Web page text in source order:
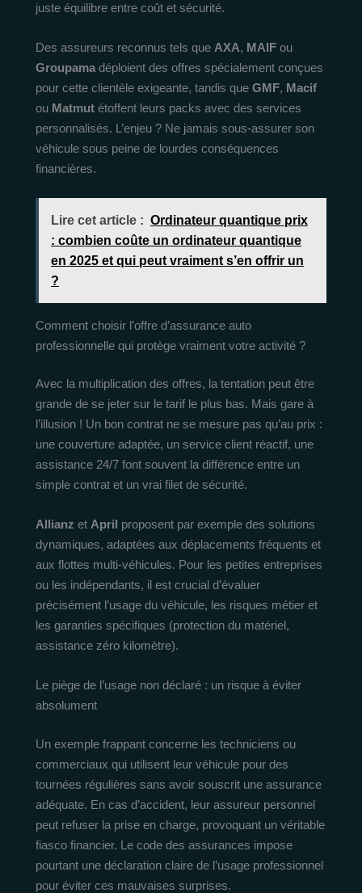
juste équilibre entre coût et sécurité.
Des assureurs reconnus tels que AXA, MAIF ou
Groupama déploient des offres spécialement conçues
pour cette clientèle exigeante, tandis que GMF, Macif
ou Matmut étoffent leurs packs avec des services
personnalisés. L’enjeu ? Ne jamais sous-assurer son
véhicule sous peine de lourdes conséquences
financières.
Lire cet article : Ordinateur quantique prix
: combien coûte un ordinateur quantique
en 2025 et qui peut vraiment s’en offrir un
?
Comment choisir l’offre d’assurance auto
professionnelle qui protège vraiment votre activité ?
Avec la multiplication des offres, la tentation peut être
grande de se jeter sur le tarif le plus bas. Mais gare à
l’illusion ! Un bon contrat ne se mesure pas qu’au prix :
une couverture adaptée, un service client réactif, une
assistance 24/7 font souvent la différence entre un
simple contrat et un vrai filet de sécurité.
Allianz et April proposent par exemple des solutions
dynamiques, adaptées aux déplacements fréquents et
aux flottes multi-véhicules. Pour les petites entreprises
ou les indépendants, il est crucial d’évaluer
précisément l’usage du véhicule, les risques métier et
les garanties spécifiques (protection du matériel,
assistance zéro kilomètre).
Le piège de l’usage non déclaré : un risque à éviter
absolument
Un exemple frappant concerne les techniciens ou
commerciaux qui utilisent leur véhicule pour des
tournées régulières sans avoir souscrit une assurance
adéquate. En cas d’accident, leur assureur personnel
peut refuser la prise en charge, provoquant un véritable
fiasco financier. Le code des assurances impose
pourtant une déclaration claire de l’usage professionnel
pour éviter ces mauvaises surprises.